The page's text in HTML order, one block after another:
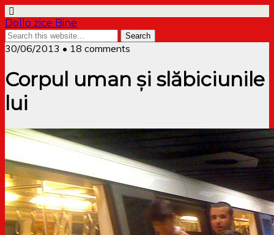
Dollo zice Bine
30/06/2013 • 18 comments
Corpul uman și slăbiciunile
lui